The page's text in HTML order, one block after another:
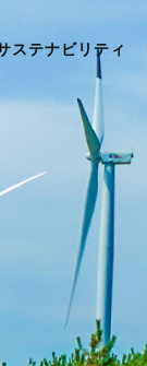
ステナビリティ